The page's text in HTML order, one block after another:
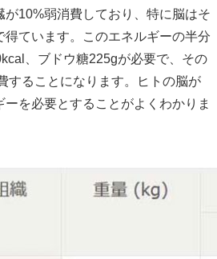
が10%弱消費しており、特に脳はそ
ています。このエネルギーの半分
、ブドウ糖225gが必要で、その
することになります。ヒトの脳が
を必要とすることがよくわかりま